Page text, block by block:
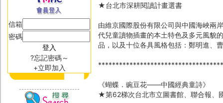
信箱
密碼
?忘記密碼～
+立即加入
★台北市深耕閱讀計畫選書
由維京國際股份有限公司與中國海峽兩
代兒童讀物插畫的本土特色及多元風貌
品，以及十位各具風格包括：鄭明進、
《蝴蝶．豌豆花——中國經典童詩》
★第62梯次台北市立圖書館、聯合報、